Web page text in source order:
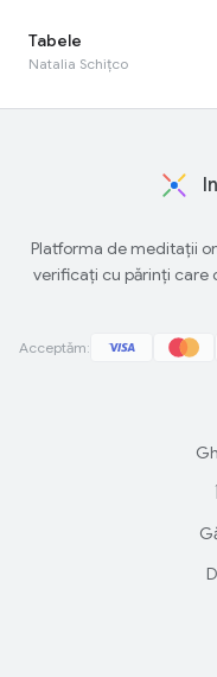
Tabele
Natalia Schițco
Platforma de meditații
verificați cu părinți care
Acceptăm: